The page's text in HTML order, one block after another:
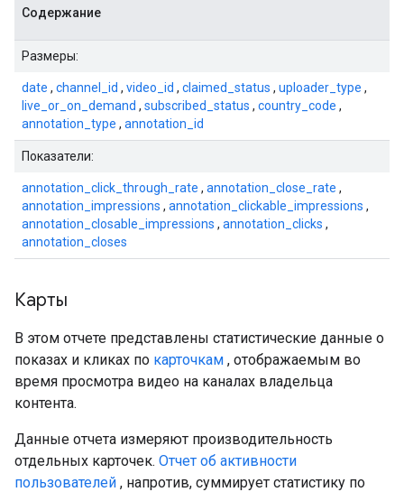
Содержание
Размеры:
date , channel_id , video_id , claimed_status , uploader_type ,
live_or_on_demand , subscribed_status , country_code ,
annotation_type , annotation_id
Показатели:
annotation_click_through_rate , annotation_close_rate ,
annotation_impressions , annotation_clickable_impressions ,
annotation_closable_impressions , annotation_clicks ,
annotation_closes
Карты
В этом отчете представлены статистические данные о
показах и кликах по карточкам , отображаемым во
время просмотра видео на каналах владельца
контента.
Данные отчета измеряют производительность
отдельных карточек. Отчет об активности
пользователей , напротив, суммирует статистику по